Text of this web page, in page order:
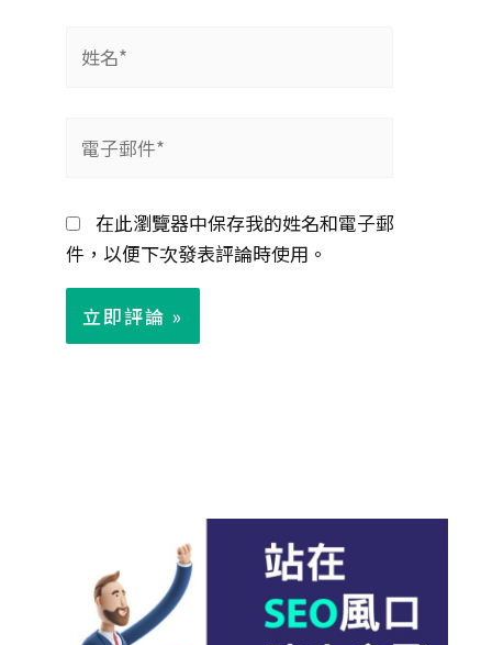
名
件
*
在此瀏覽器中保存我的姓名和電子郵
件，以便下次發表評論時使用。